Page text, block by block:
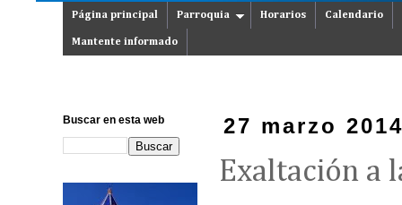
Página principal Parroquia Horarios Calendario
Mantente informado
27 marzo
Exaltación a
Buscar en esta web